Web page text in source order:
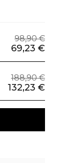
98,90 €
69,23 €
188,90 €
132,23 €